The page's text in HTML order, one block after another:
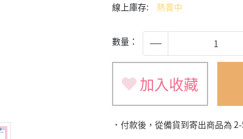
線上庫存: 熱賣中
數量：
加入收藏
˙付款後，從備貨到寄出商品為